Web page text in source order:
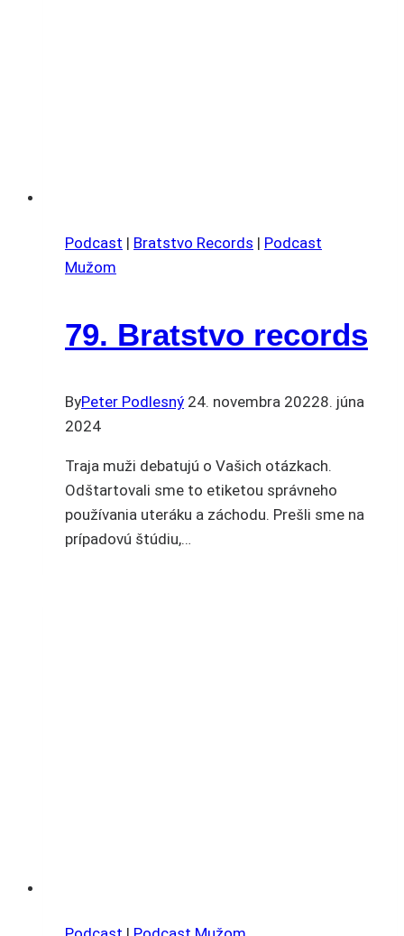
Podcast | Bratstvo Records | Podcast
Mužom
79. Bratstvo records
ByPeter Podlesný 24. novembra 20228. júna
2024
Traja muži debatujú o Vašich otázkach.
Odštartovali sme to etiketou správneho
používania uteráku a záchodu. Prešli sme na
prípadovú štúdiu,…